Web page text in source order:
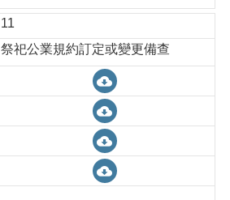
11
祭祀公業規約訂定或變更備查